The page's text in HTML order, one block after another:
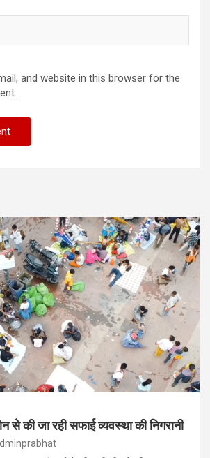
and website in this browser for the
से की जा रही सफाई व्यवस्था की निगरानी